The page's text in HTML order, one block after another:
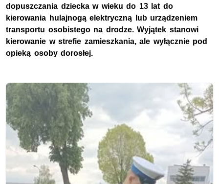
dopuszczania dziecka w wieku do 13 lat do
kierowania hulajnogą elektryczną lub urządzeniem
transportu osobistego na drodze. Wyjątek stanowi
kierowanie w strefie zamieszkania, ale wyłącznie pod
opieką osoby dorosłej.